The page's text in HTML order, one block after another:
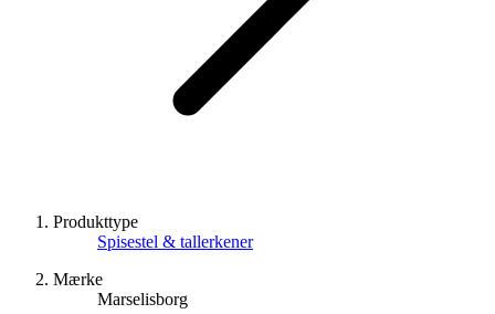
Produkttype
Spisestel & tallerkener
Mærke
Marselisborg